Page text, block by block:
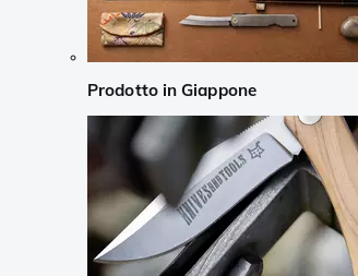
Prodotto in Giappone